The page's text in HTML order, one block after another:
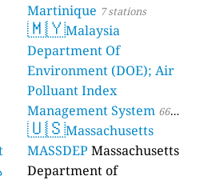
Martinique 7 stations
🇲🇾Malaysia
Department Of
Environment (DOE); Air
Polluant Index
Management System 66
stations
🇺🇸Massachusetts
MASSDEP Massachusetts
Department of